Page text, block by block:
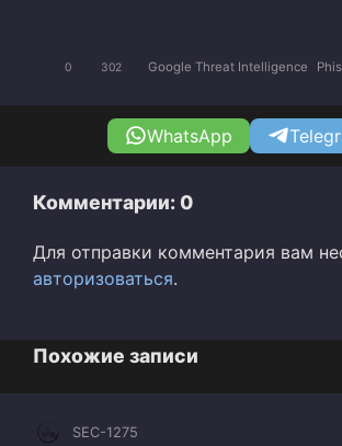
0 302 Google Threat Intelligence
WhatsApp
Комментарии: 0
Для отправки комментария вам
авторизоваться.
Похожие записи
SEC-1275